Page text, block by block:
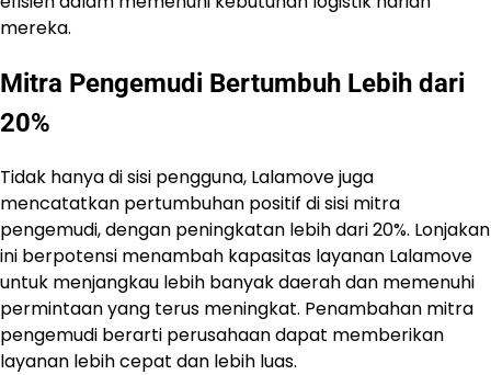
mereka.
Mitra Pengemudi Bertumbuh Lebih dari
20%
Tidak hanya di sisi pengguna, Lalamove juga
mencatatkan pertumbuhan positif di sisi mitra
pengemudi, dengan peningkatan lebih dari 20%. Lonjakan
ini berpotensi menambah kapasitas layanan Lalamove
untuk menjangkau lebih banyak daerah dan memenuhi
permintaan yang terus meningkat. Penambahan mitra
pengemudi berarti perusahaan dapat memberikan
layanan lebih cepat dan lebih luas.